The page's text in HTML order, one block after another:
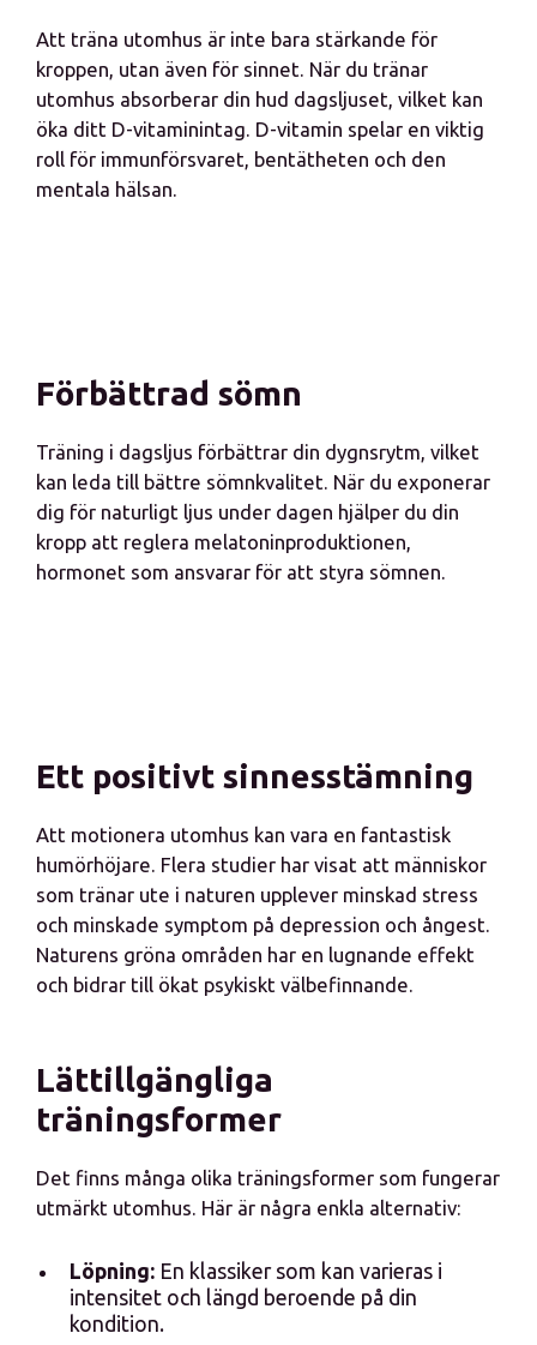
Att träna utomhus är inte bara stärkande för
kroppen, utan även för sinnet. När du tränar
utomhus absorberar din hud dagsljuset, vilket kan
öka ditt D-vitaminintag. D-vitamin spelar en viktig
roll för immunförsvaret, bentätheten och den
mentala hälsan.
Förbättrad sömn
Träning i dagsljus förbättrar din dygnsrytm, vilket
kan leda till bättre sömnkvalitet. När du exponerar
dig för naturligt ljus under dagen hjälper du din
kropp att reglera melatoninproduktionen,
hormonet som ansvarar för att styra sömnen.
Ett positivt sinnesstämning
Att motionera utomhus kan vara en fantastisk
humörhöjare. Flera studier har visat att människor
som tränar ute i naturen upplever minskad stress
och minskade symptom på depression och ångest.
Naturens gröna områden har en lugnande effekt
och bidrar till ökat psykiskt välbefinnande.
Lättillgängliga
träningsformer
Det finns många olika träningsformer som fungerar
utmärkt utomhus. Här är några enkla alternativ:
Löpning: En klassiker som kan varieras i
intensitet och längd beroende på din
kondition.